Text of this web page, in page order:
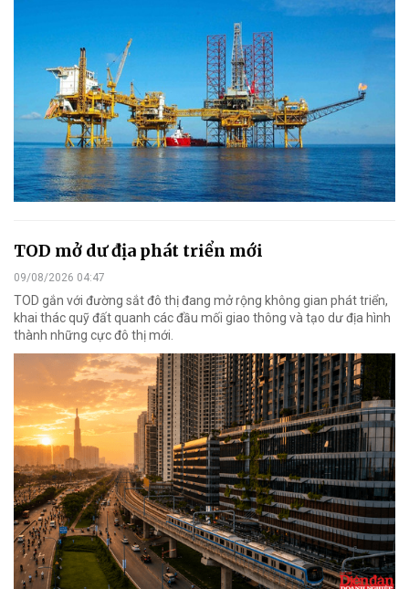
TOD mở dư địa phát triển mới
09/08/2026 04:47
TOD gắn với đường sắt đô thị đang mở rộng không gian phát triển,
khai thác quỹ đất quanh các đầu mối giao thông và tạo dư địa hình
thành những cực đô thị mới.